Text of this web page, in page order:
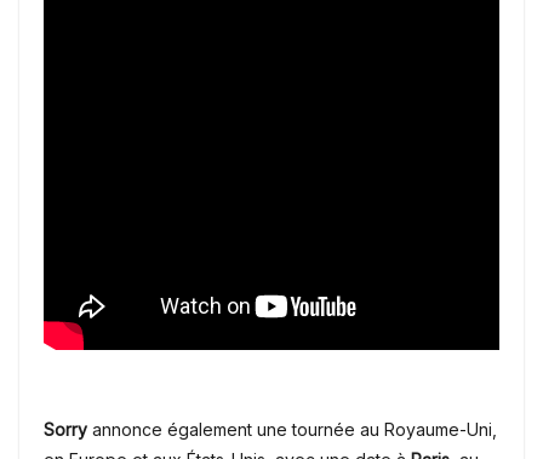
Sorry annonce également une tournée au Royaume-Uni,